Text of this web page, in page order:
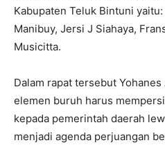
Kabupaten Teluk Bintuni
Manibuy, Jersi J Siahaya,
Musicitta.
Dalam rapat tersebut
elemen buruh harus
kepada pemerintah daerah
menjadi agenda perjuangan